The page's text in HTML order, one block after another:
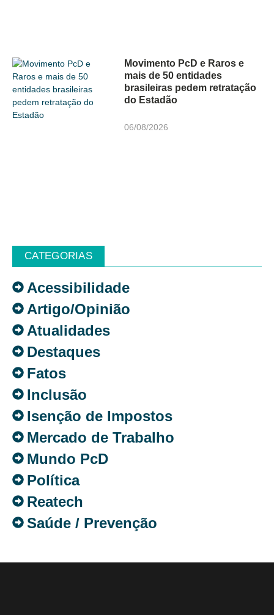
Movimento PcD e Raros e
mais de 50 entidades
brasileiras pedem retratação
do Estadão
06/08/2026
CATEGORIAS
Acessibilidade
Artigo/Opinião
Atualidades
Destaques
Fatos
Inclusão
Isenção de Impostos
Mercado de Trabalho
Mundo PcD
Política
Reatech
Saúde / Prevenção